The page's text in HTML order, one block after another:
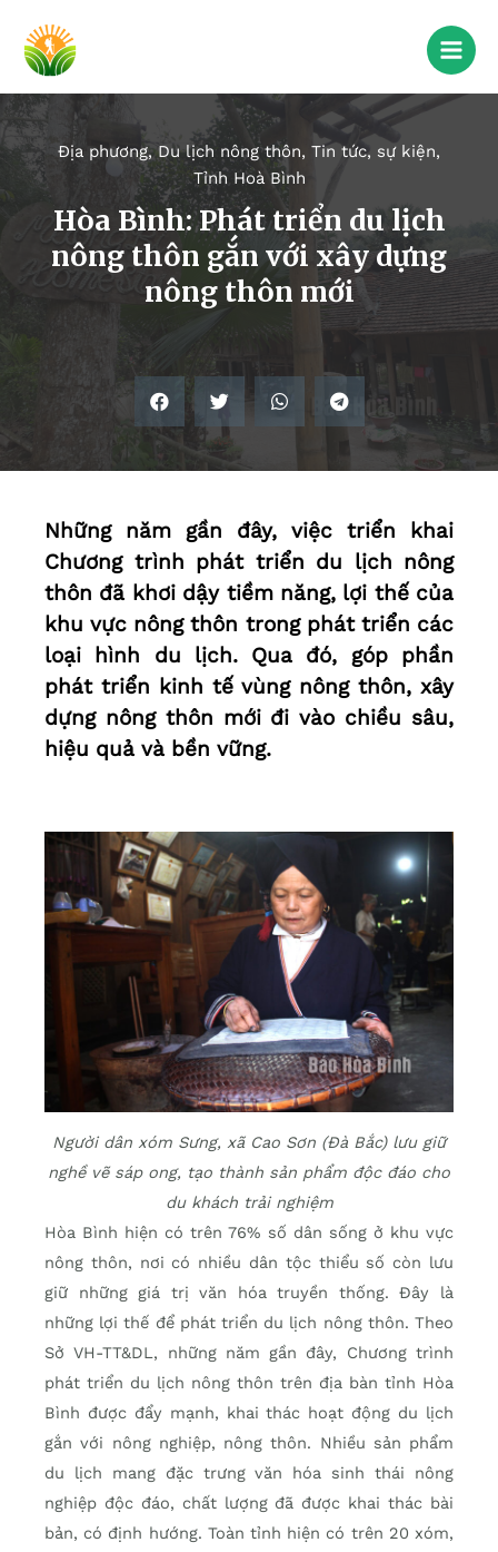
Địa phương,Du lịch nông thôn, Tin tức, sự kiện,
Tỉnh Hoà Bình
Hòa Bình: Phát triển du lịch
nông thôn gắn với xây dựng
nông thôn mới
Những năm gần đây, việc triển khai
Chương trình phát triển du lịch nông
thôn đã khơi dậy tiềm năng, lợi thế của
khu vực nông thôn trong phát triển các
loại hình du lịch. Qua đó, góp phần
phát triển kinh tế vùng nông thôn, xây
dựng nông thôn mới đi vào chiều sâu,
hiệu quả và bền vững.
Người dân xóm Sưng, xã Cao Sơn (Đà Bắc) lưu giữ
nghề vẽ sáp ong, tạo thành sản phẩm độc đáo cho
du khách trải nghiệm
Hòa Bình hiện có trên 76% số dân sống ở khu vực
nông thôn, nơi có nhiều dân tộc thiểu số còn lưu
giữ những giá trị văn hóa truyền thống. Đây là
những lợi thế để phát triển du lịch nông thôn. Theo
Sở VH-TT&DL, những năm gần đây, Chương trình
phát triển du lịch nông thôn trên địa bàn tỉnh Hòa
Bình được đẩy mạnh, khai thác hoạt động du lịch
gắn với nông nghiệp, nông thôn. Nhiều sản phẩm
du lịch mang đặc trưng văn hóa sinh thái nông
nghiệp độc đáo, chất lượng đã được khai thác bài
bản, có định hướng. Toàn tỉnh hiện có trên 20 xóm,